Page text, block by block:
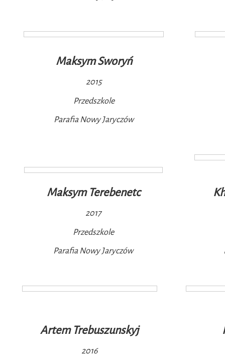
Maksym Sworyń
2015
Przedszkole
Parafia Nowy Jaryczów
Maksym Terebenetc
2017
Przedszkole
Parafia Nowy Jaryczów
Artem Trebuszunskyj
2016